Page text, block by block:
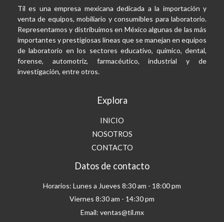
Til es una empresa mexicana dedicada a la importación y
venta de equipos, mobiliario y consumibles para laboratorio.
Representamos y distribuimos en México algunas de las más
importantes y prestigiosas líneas que se manejan en equipos
de laboratorio en los sectores educativo, químico, dental,
forense, automotriz, farmacéutico, industrial y de
investigación, entre otros.
Explora
INICIO
NOSOTROS
CONTACTO
Datos de contacto
Horarios: Lunes a Jueves 8:30 am - 18:00 pm
Viernes 8:30 am - 14:30 pm
Email: ventas@til.mx